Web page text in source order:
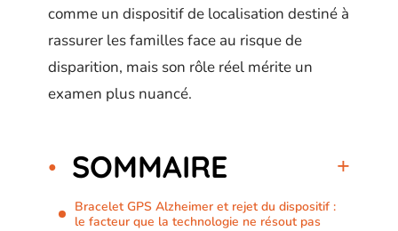
comme un dispositif de localisation destiné à
rassurer les familles face au risque de
disparition, mais son rôle réel mérite un
examen plus nuancé.
SOMMAIRE
Bracelet GPS Alzheimer et rejet du dispositif :
le facteur que la technologie ne résout pas